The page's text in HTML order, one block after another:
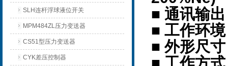
SLH连杆浮球液位开关
MPM484ZL压力变送器
CS51型压力变送器
CYK差压控制器
■ 通讯输
■ 工作环
■ 外形尺